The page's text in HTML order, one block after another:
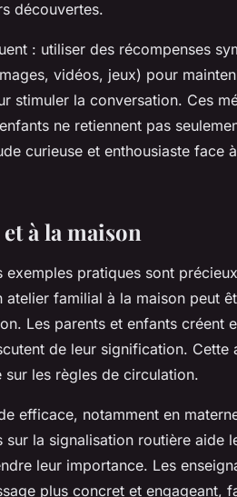
découvertes.
: utiliser des récompenses
vidéos, jeux) pour
stimuler la conversation. Ces
ne retiennent pas
curieuse et enthousiaste face
à la maison
exemples pratiques sont
familial à la maison peut
Les parents et enfants créent
de leur signification. Cette
les règles de circulation.
efficace, notamment en
la signalisation routière aide
leur importance. Les
plus concret et engageant,